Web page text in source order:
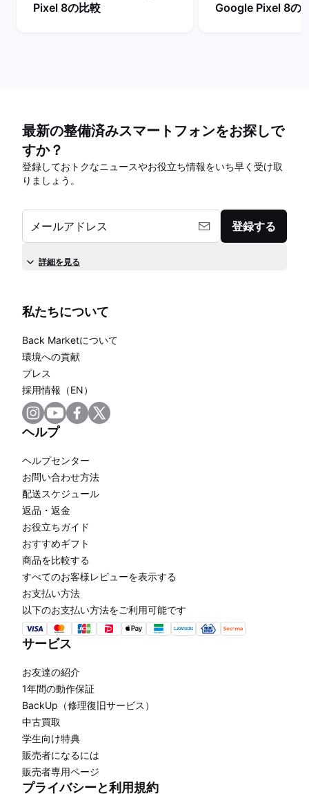
Pixel 8の比較
Google Pixel 8の
最新の整備済みスマートフォンをお探しで
すか？
登録しておトクなニュースやお役立ち情報をいち早く受け取
りましょう。
メールアドレス 登録する
詳細を見る
私たちについて
Back Marketについて
環境への貢献
プレス
採用情報（EN）
ヘルプ
ヘルプセンター
お問い合わせ方法
配送スケジュール
返品・返金
お役立ちガイド
おすすめギフト
商品を比較する
すべてのお客様レビューを表示する
お支払い方法
以下のお支払い方法をご利用可能です
サービス
お友達の紹介
1年間の動作保証
BackUp（修理復旧サービス）
中古買取
学生向け特典
販売者になるには
販売者専用ページ
プライバシーと利用規約